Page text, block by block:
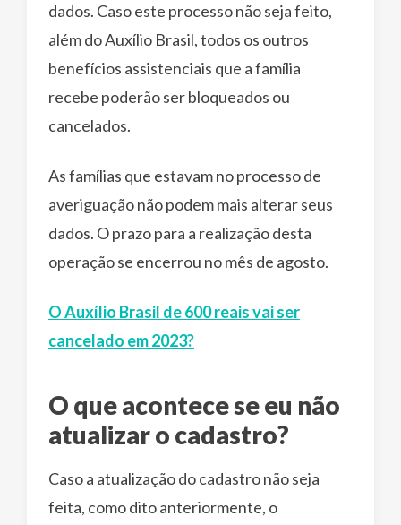
dados. Caso este processo não seja feito,
além do Auxílio Brasil, todos os outros
benefícios assistenciais que a família
recebe poderão ser bloqueados ou
cancelados.
As famílias que estavam no processo de
averiguação não podem mais alterar seus
dados. O prazo para a realização desta
operação se encerrou no mês de agosto.
O Auxílio Brasil de 600 reais vai ser
cancelado em 2023?
O que acontece se eu não
atualizar o cadastro?
Caso a atualização do cadastro não seja
feita, como dito anteriormente, o